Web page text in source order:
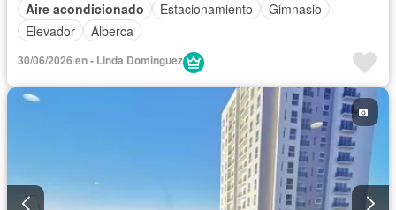
Aire acondicionado Estacionamiento
Gimnasio
Elevador
Alberca
30/06/2026 en - Linda Dominguez